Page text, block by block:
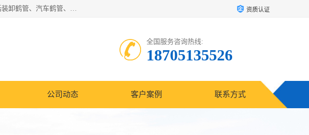
江苏国胜石化装备科技有限公司生产的产品广泛的应用于石油、石化等行业中，产品种类齐全，其中包括装卸鹤管、汽车鹤管、火车鹤管、装车鹤管、卸车鹤管、上装鹤管、下装鹤管、lng鹤管、发油鹤管、液氨鹤管、液化气鹤管等，我们生产的产品质量上乘，价格实惠，服务好，买鹤管就到国胜石化装备！ 资质认证
全国服务咨询热线:
18705135526
公司动态 客户案例 联系方式